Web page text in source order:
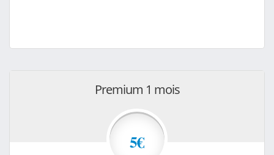
Premium 1 mois
5€